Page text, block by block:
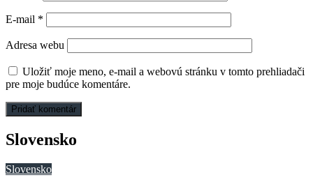
E-mail *
Adresa webu
Uložiť moje meno, e-mail a webovú stránku v tomto prehliadači
pre moje budúce komentáre.
Slovensko
Slovensko